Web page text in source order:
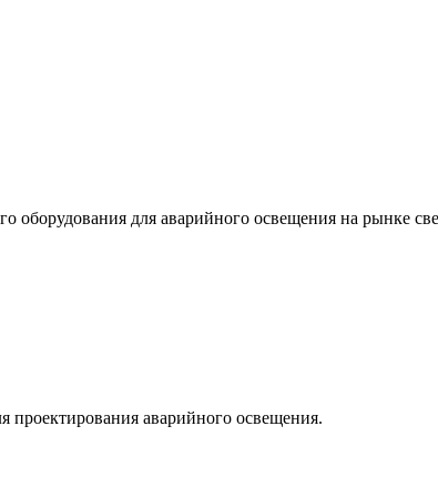
оборудования для аварийного освещения на рынке
проектирования аварийного освещения.